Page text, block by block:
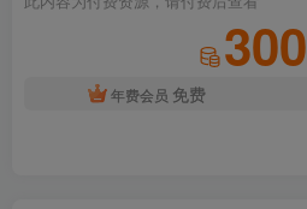
300
年费会员 免费